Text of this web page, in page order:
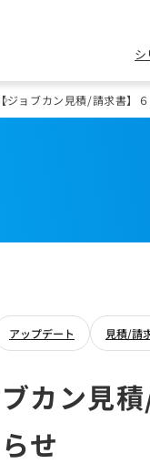
シ
【ジョブカン見積/請求書】
アップデート 見積/請
ブカン見
せ